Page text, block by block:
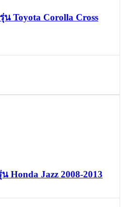
Toyota Corolla Cross
Honda Jazz 2008-2013